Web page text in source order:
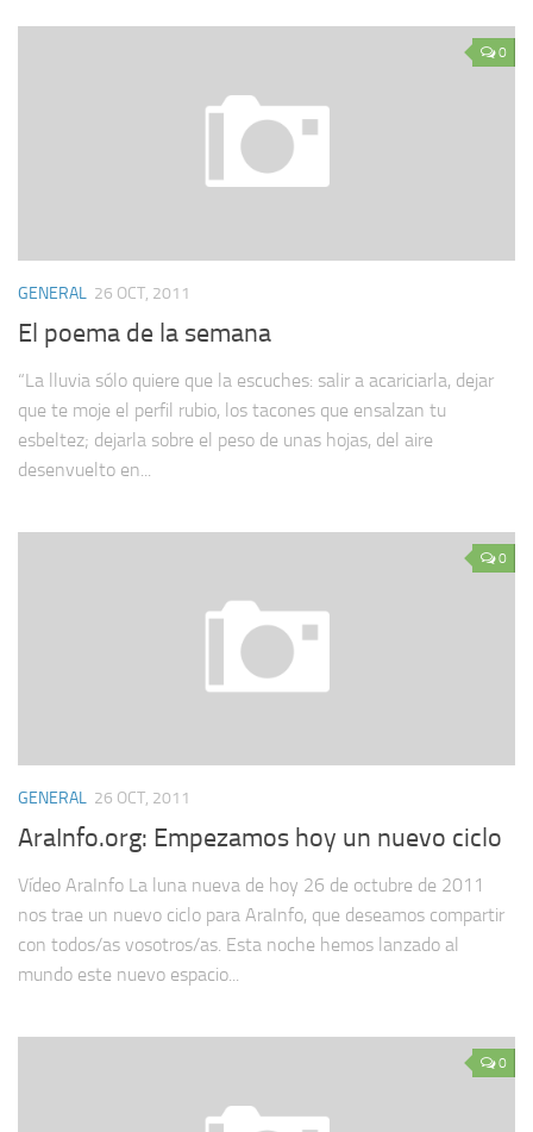
0
GENERAL 26 OCT, 2011
El poema de la semana
“La lluvia sólo quiere que la escuches: salir a acariciarla, dejar
que te moje el perfil rubio, los tacones que ensalzan tu
esbeltez; dejarla sobre el peso de unas hojas, del aire
desenvuelto en...
0
GENERAL 26 OCT, 2011
AraInfo.org: Empezamos hoy un nuevo ciclo
Vídeo AraInfo La luna nueva de hoy 26 de octubre de 2011
nos trae un nuevo ciclo para AraInfo, que deseamos compartir
con todos/as vosotros/as. Esta noche hemos lanzado al
mundo este nuevo espacio...
0